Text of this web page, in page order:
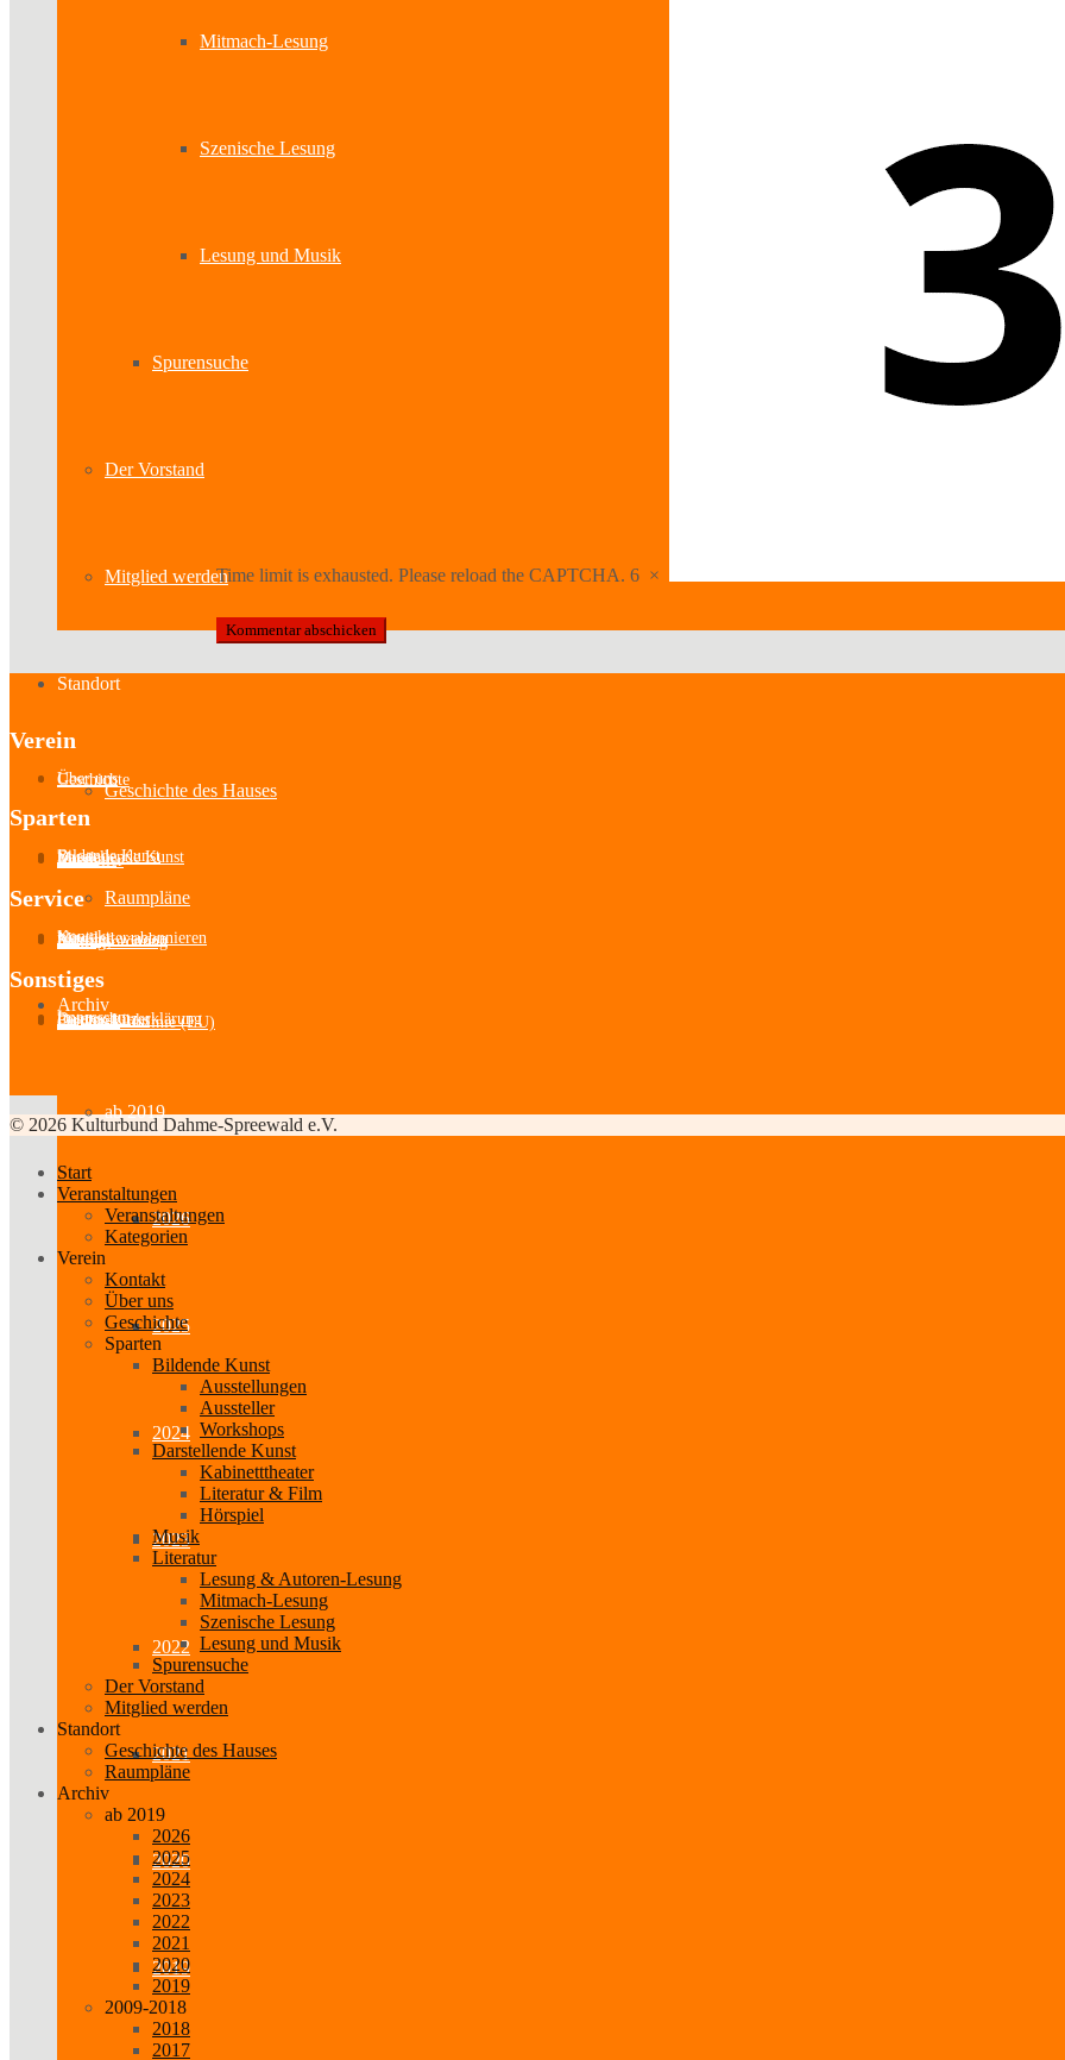
Mitmach-Lesung
Szenische Lesung
Lesung und Musik
Spurensuche
Der Vorstand
Mitglied werden
Standort
Geschichte des Hauses
Raumpläne
Archiv
ab 2019
2026
2025
2024
2023
2022
2021
2020
2019
Time limit is exhausted. Please reload the CAPTCHA. 6 ×
Verein
Über uns
Geschichte
Sparten
Bildende Kunst
Darstellende Kunst
Musik
Literatur
Aussteller
Service
Kontakt
Newsletter abonnieren
Mitglied werden
Satzung
Beitragsordnung
Sonstiges
Impressum
Datenschutzerklärung
Partner-Links
Feedback
Cookie-Richtlinie (EU)
© 2026 Kulturbund Dahme-Spreewald e.V.
Start
Veranstaltungen
Veranstaltungen
Kategorien
Verein
Kontakt
Über uns
Geschichte
Sparten
Bildende Kunst
Ausstellungen
Aussteller
Workshops
Darstellende Kunst
Kabinetttheater
Literatur & Film
Hörspiel
Musik
Literatur
Lesung & Autoren-Lesung
Mitmach-Lesung
Szenische Lesung
Lesung und Musik
Spurensuche
Der Vorstand
Mitglied werden
Standort
Geschichte des Hauses
Raumpläne
Archiv
ab 2019
2026
2025
2024
2023
2022
2021
2020
2019
2009-2018
2018
2017